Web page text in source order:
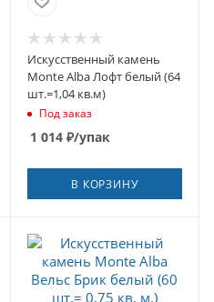
Искусственный камень
Monte Alba Лофт белый (64
шт.=1,04 кв.м)
Под заказ
1 014₽/упак
В КОРЗИНУ